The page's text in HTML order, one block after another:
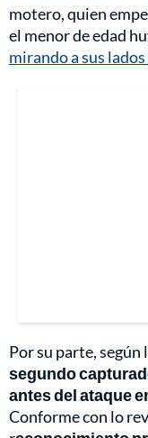
motero, quien
el menor de edad
mirando a sus
Por su parte, según
segundo
antes del ataque
Conforme con lo